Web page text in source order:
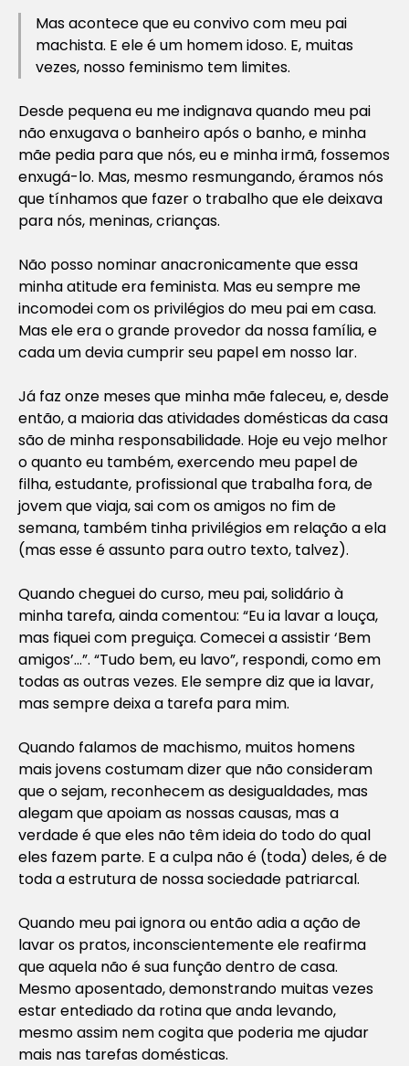
Mas acontece que eu convivo com meu pai
machista. E ele é um homem idoso. E, muitas
vezes, nosso feminismo tem limites.
Desde pequena eu me indignava quando meu pai
não enxugava o banheiro após o banho, e minha
mãe pedia para que nós, eu e minha irmã, fossemos
enxugá-lo. Mas, mesmo resmungando, éramos nós
que tínhamos que fazer o trabalho que ele deixava
para nós, meninas, crianças.
Não posso nominar anacronicamente que essa
minha atitude era feminista. Mas eu sempre me
incomodei com os privilégios do meu pai em casa.
Mas ele era o grande provedor da nossa família, e
cada um devia cumprir seu papel em nosso lar.
Já faz onze meses que minha mãe faleceu, e, desde
então, a maioria das atividades domésticas da casa
são de minha responsabilidade. Hoje eu vejo melhor
o quanto eu também, exercendo meu papel de
filha, estudante, profissional que trabalha fora, de
jovem que viaja, sai com os amigos no fim de
semana, também tinha privilégios em relação a ela
(mas esse é assunto para outro texto, talvez).
Quando cheguei do curso, meu pai, solidário à
minha tarefa, ainda comentou: “Eu ia lavar a louça,
mas fiquei com preguiça. Comecei a assistir ‘Bem
amigos’…”. “Tudo bem, eu lavo”, respondi, como em
todas as outras vezes. Ele sempre diz que ia lavar,
mas sempre deixa a tarefa para mim.
Quando falamos de machismo, muitos homens
mais jovens costumam dizer que não consideram
que o sejam, reconhecem as desigualdades, mas
alegam que apoiam as nossas causas, mas a
verdade é que eles não têm ideia do todo do qual
eles fazem parte. E a culpa não é (toda) deles, é de
toda a estrutura de nossa sociedade patriarcal.
Quando meu pai ignora ou então adia a ação de
lavar os pratos, inconscientemente ele reafirma
que aquela não é sua função dentro de casa.
Mesmo aposentado, demonstrando muitas vezes
estar entediado da rotina que anda levando,
mesmo assim nem cogita que poderia me ajudar
mais nas tarefas domésticas.